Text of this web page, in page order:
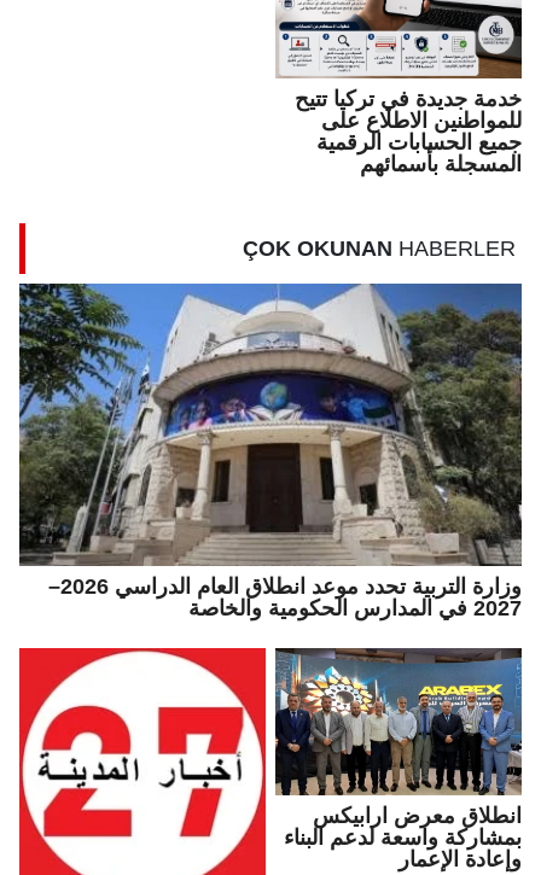
خدمة جديدة في تركيا تتيح
للمواطنين الاطلاع على
جميع الحسابات الرقمية
المسجلة بأسمائهم
ÇOK OKUNAN HABERLER
وزارة التربية تحدد موعد انطلاق العام الدراسي 2026–
2027 في المدارس الحكومية والخاصة
انطلاق معرض ارابيكس
بمشاركة واسعة لدعم البناء
وإعادة الإعمار